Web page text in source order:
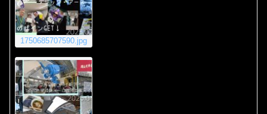
1750685707590.jpg